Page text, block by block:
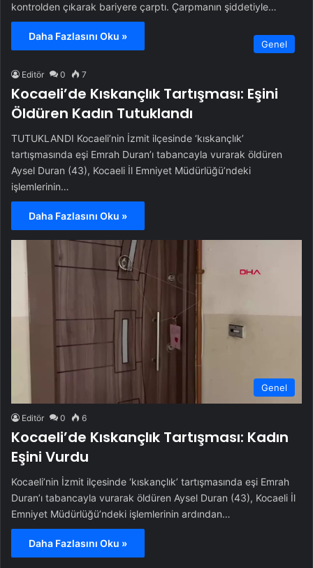
kontrolden çıkarak bariyere çarptı. Çarpmanın şiddetiyle…
Daha Fazlasını Oku »
Genel
Editör 0 7
Kocaeli’de Kıskançlık Tartışması: Eşini
Öldüren Kadın Tutuklandı
TUTUKLANDI Kocaeli’nin İzmit ilçesinde ‘kıskançlık’
tartışmasında eşi Emrah Duran’ı tabancayla vurarak öldüren
Aysel Duran (43), Kocaeli İl Emniyet Müdürlüğü’ndeki
işlemlerinin…
Daha Fazlasını Oku »
Genel
Editör 0 6
Kocaeli’de Kıskançlık Tartışması: Kadın
Eşini Vurdu
Kocaeli’nin İzmit ilçesinde ‘kıskançlık’ tartışmasında eşi Emrah
Duran’ı tabancayla vurarak öldüren Aysel Duran (43), Kocaeli İl
Emniyet Müdürlüğü’ndeki işlemlerinin ardından…
Daha Fazlasını Oku »